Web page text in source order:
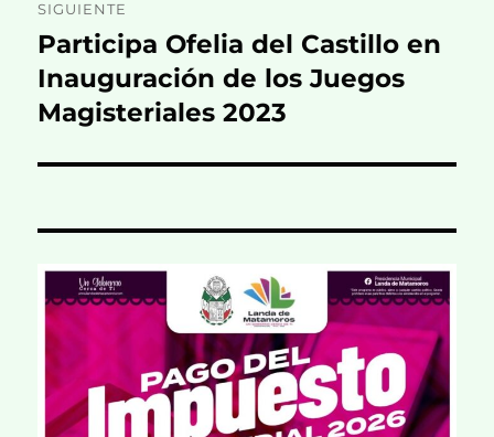
SIGUIENTE
Entrada
siguiente:
Participa Ofelia del Castillo en
Inauguración de los Juegos
Magisteriales 2023